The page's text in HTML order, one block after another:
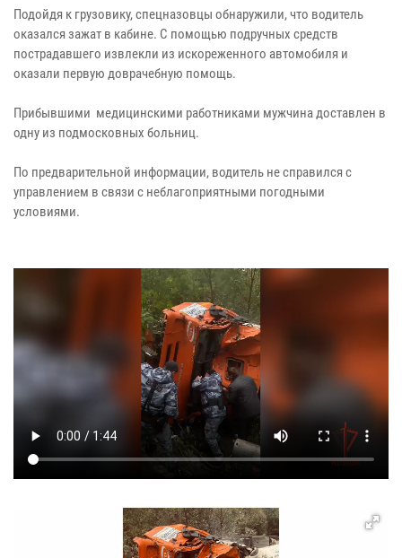
Подойдя к грузовику, спецназовцы обнаружили, что водитель
оказался зажат в кабине. С помощью подручных средств
пострадавшего извлекли из искореженного автомобиля и
оказали первую доврачебную помощь.
Прибывшими медицинскими работниками мужчина доставлен в
одну из подмосковных больниц.
По предварительной информации, водитель не справился с
управлением в связи с неблагоприятными погодными
условиями.